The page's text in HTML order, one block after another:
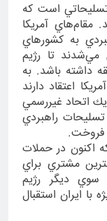
است كه
آمريكا
به كشورهاي
مي‌شدند تا رژيم
داشته باشد. به
اعتقاد دارند
اتحاد غيررسمي
تسليحات راهبردي
فروخت.
اكنون در حملات
مشتري براي
سوي ديگر رژيم
با ايران استقبال